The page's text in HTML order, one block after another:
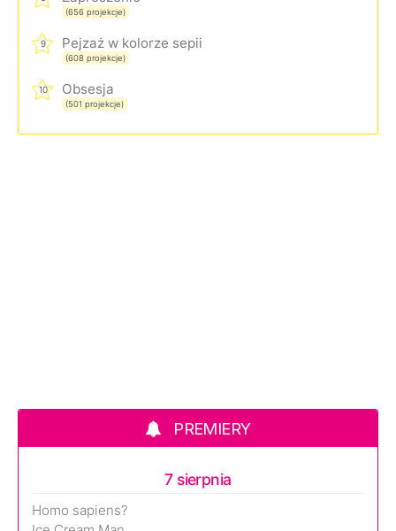
(656 projekcje)
9 Pejzaż w kolorze sepii
(608 projekcje)
10 Obsesja
(501 projekcje)
PREMIERY
7 sierpnia
Homo sapiens?